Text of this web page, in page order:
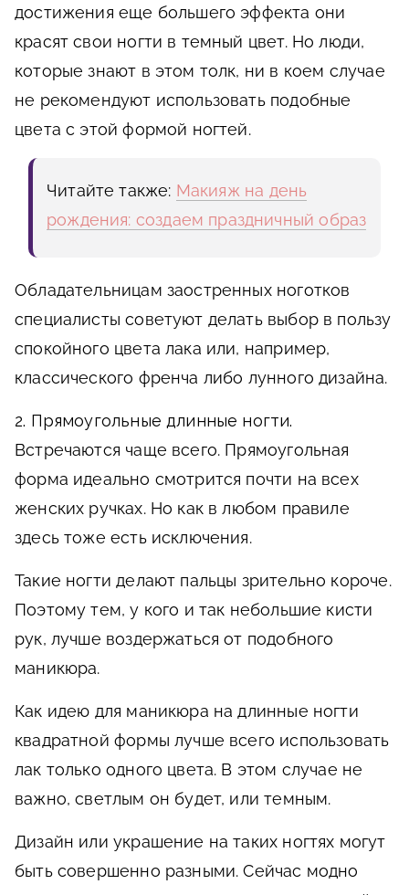
достижения еще большего эффекта они
красят свои ногти в темный цвет. Но люди,
которые знают в этом толк, ни в коем случае
не рекомендуют использовать подобные
цвета с этой формой ногтей.
Читайте также: Макияж на день
рождения: создаем праздничный образ
Обладательницам заостренных ноготков
специалисты советуют делать выбор в пользу
спокойного цвета лака или, например,
классического френча либо лунного дизайна.
2. Прямоугольные длинные ногти.
Встречаются чаще всего. Прямоугольная
форма идеально смотрится почти на всех
женских ручках. Но как в любом правиле
здесь тоже есть исключения.
Такие ногти делают пальцы зрительно короче.
Поэтому тем, у кого и так небольшие кисти
рук, лучше воздержаться от подобного
маникюра.
Как идею для маникюра на длинные ногти
квадратной формы лучше всего использовать
лак только одного цвета. В этом случае не
важно, светлым он будет, или темным.
Дизайн или украшение на таких ногтях могут
быть совершенно разными. Сейчас модно